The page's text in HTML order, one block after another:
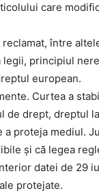
care
între
principiul
european.
Curtea a
de drept, dreptul
a proteja mediul.
și că legea
datei de 29
protejate.